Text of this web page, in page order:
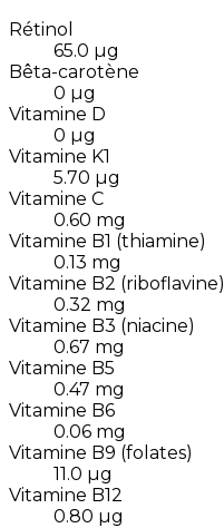
Rétinol
65.0 µg
Bêta-carotène
0 µg
Vitamine D
0 µg
Vitamine K1
5.70 µg
Vitamine C
0.60 mg
Vitamine B1 (thiamine)
0.13 mg
Vitamine B2 (riboflavine)
0.32 mg
Vitamine B3 (niacine)
0.67 mg
Vitamine B5
0.47 mg
Vitamine B6
0.06 mg
Vitamine B9 (folates)
11.0 µg
Vitamine B12
0.80 µg